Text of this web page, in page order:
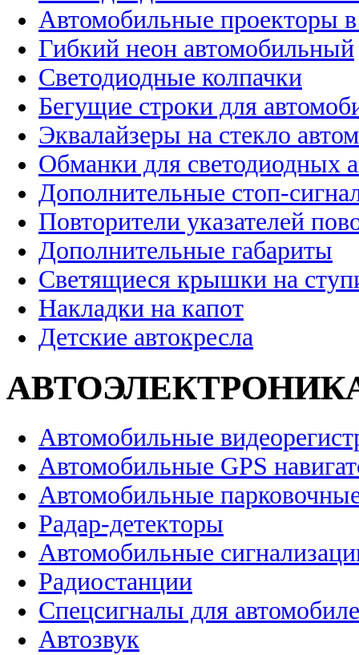
Автомобильные проекторы
Гибкий неон автомобильный
Светодиодные колпачки
Бегущие строки для
Эквалайзеры на стекло
Обманки для светодиодных
Дополнительные стоп-
Повторители указателей
Дополнительные габариты
Светящиеся крышки на
Накладки на капот
Детские автокресла
Автомобильные
Автомобильные GPS
Автомобильные
Радар-детекторы
Автомобильные
Радиостанции
Спецсигналы для
Автозвук